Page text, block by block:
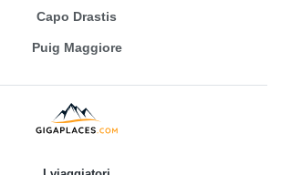
Capo Drastis
Puig Maggiore